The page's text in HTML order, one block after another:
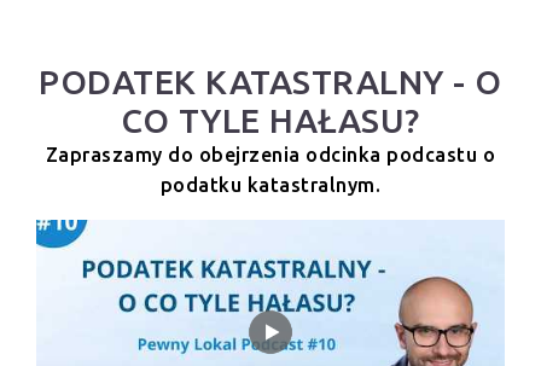
PODATEK KATASTRALNY - O
CO TYLE HAŁASU?
Zapraszamy do obejrzenia odcinka podcastu o
podatku katastralnym.